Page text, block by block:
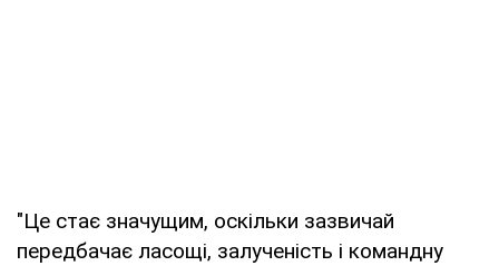
"Це стає значущим, оскільки зазвичай
передбачає ласощі, залученість і командну